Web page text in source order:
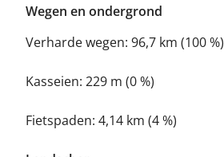
Wegen en ondergrond
Verharde wegen: 96,7 km (100 %)
Kasseien: 229 m (0 %)
Fietspaden: 4,14 km (4 %)